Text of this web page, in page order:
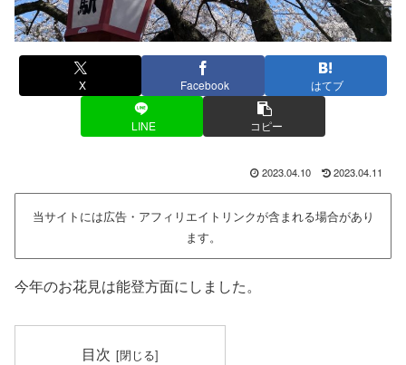
X Facebook はてブ
LINE コピー
2023.04.10 2023.04.11
当サイトには広告・アフィリエイトリンクが含まれる場合があり
ます。
今年のお花見は能登方面にしました。
目次